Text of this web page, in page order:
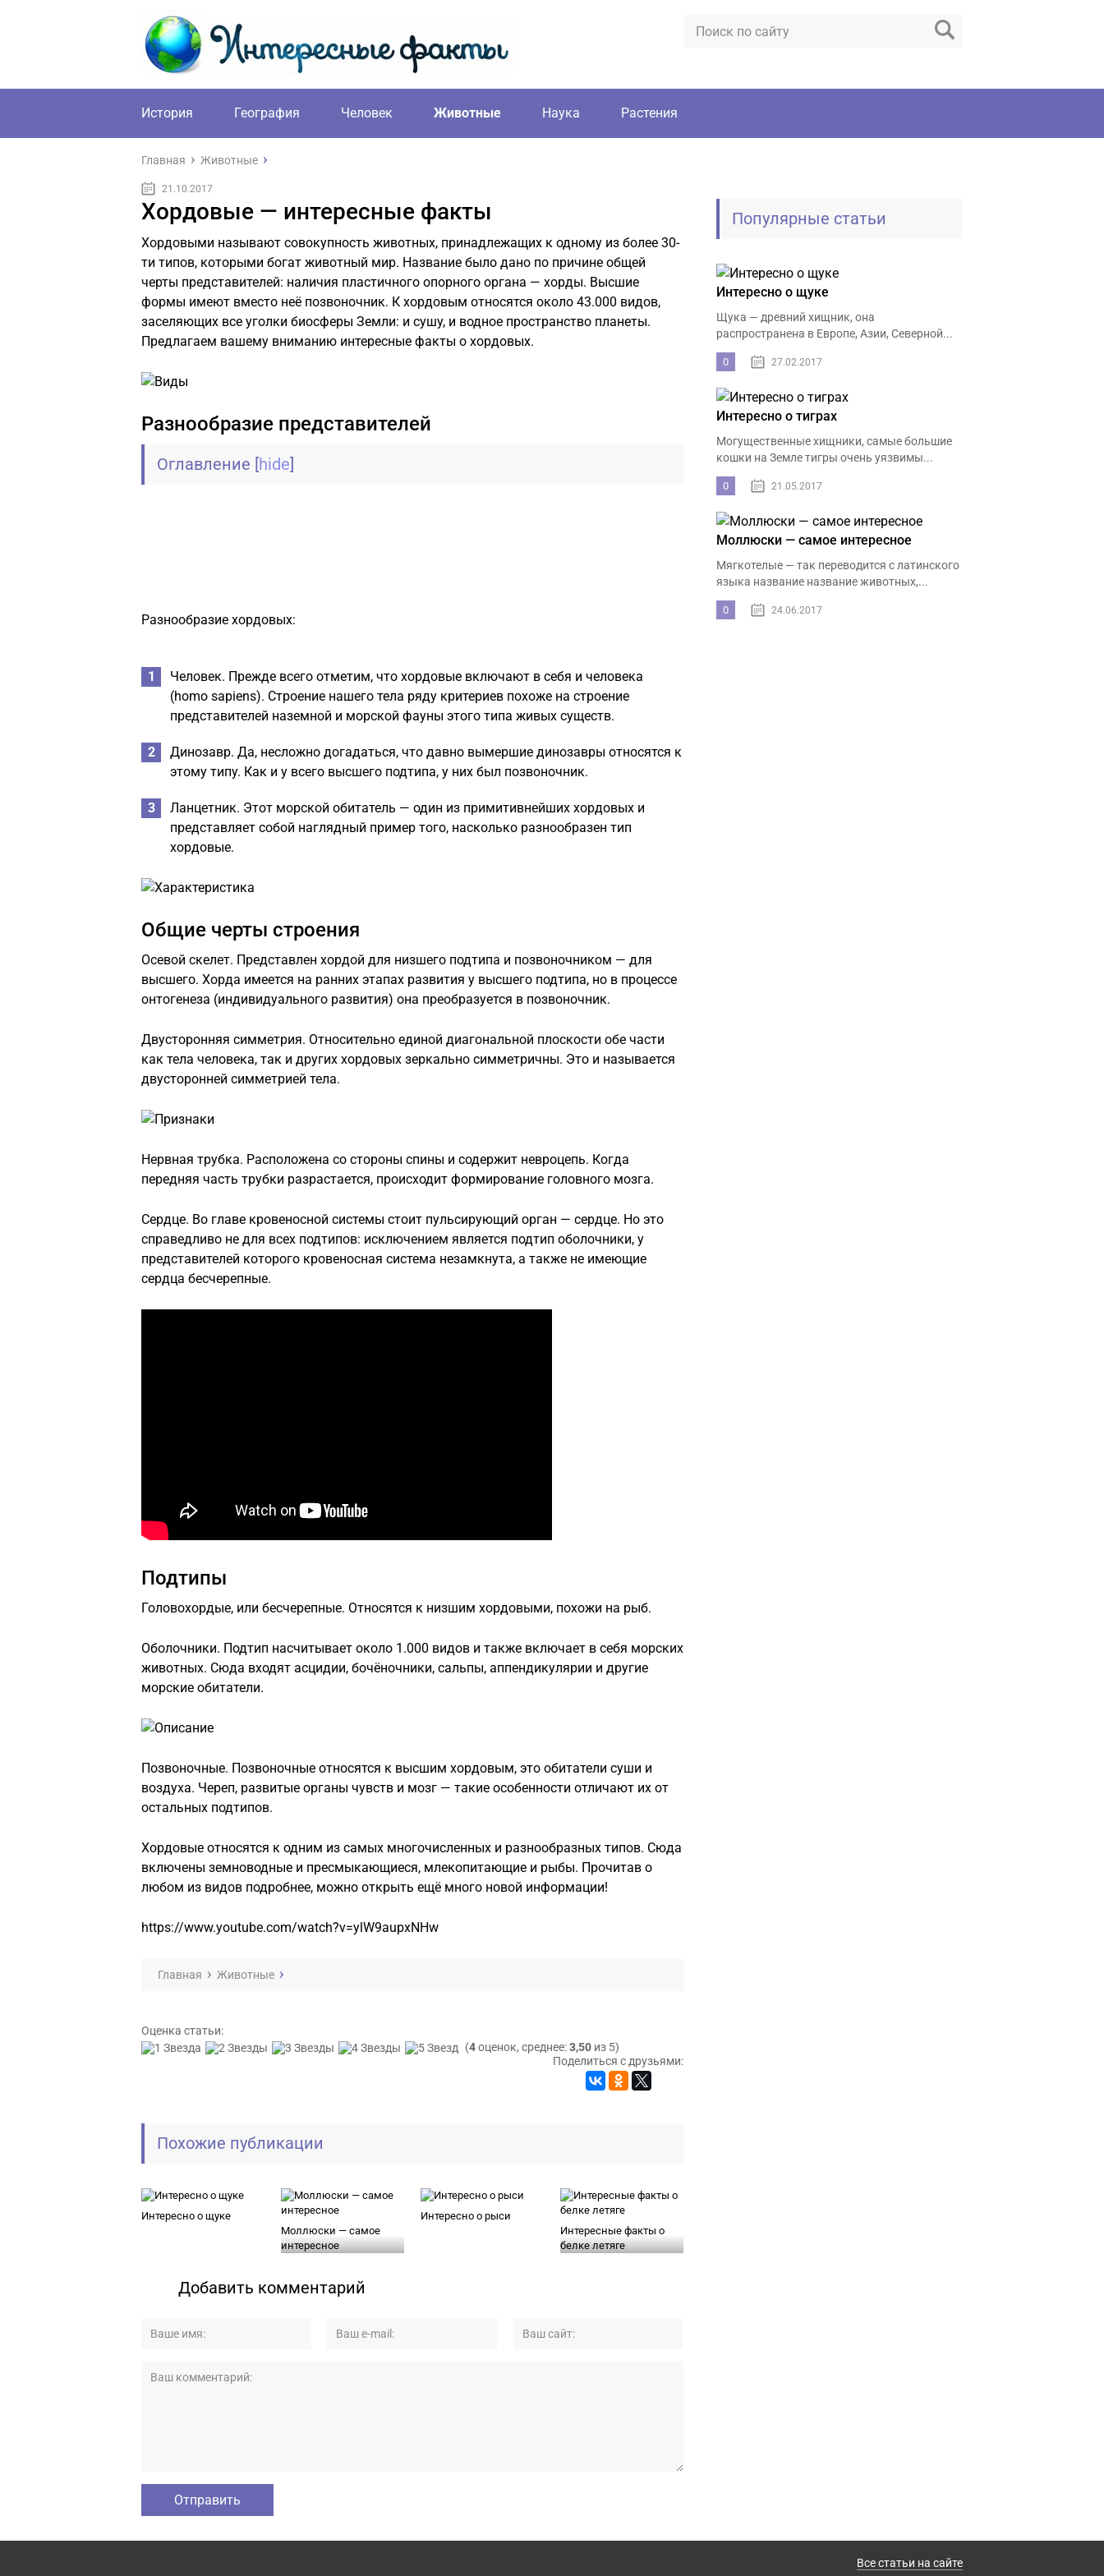
История География Человек Животные Наука Растения
Главная Животные
21.10.2017
Хордовые — интересные факты
Хордовыми называют совокупность животных, принадлежащих к одному из более 30-
ти типов, которыми богат животный мир. Название было дано по причине общей
черты представителей: наличия пластичного опорного органа — хорды. Высшие
формы имеют вместо неё позвоночник. К хордовым относятся около 43.000 видов,
заселяющих все уголки биосферы Земли: и сушу, и водное пространство планеты.
Предлагаем вашему вниманию интересные факты о хордовых.
Разнообразие представителей
Оглавление [hide]
Разнообразие хордовых:
Человек. Прежде всего отметим, что хордовые включают в себя и человека
(homo sapiens). Строение нашего тела ряду критериев похоже на строение
представителей наземной и морской фауны этого типа живых существ.
Динозавр. Да, несложно догадаться, что давно вымершие динозавры относятся к
этому типу. Как и у всего высшего подтипа, у них был позвоночник.
Ланцетник. Этот морской обитатель — один из примитивнейших хордовых и
представляет собой наглядный пример того, насколько разнообразен тип
хордовые.
Общие черты строения
Осевой скелет. Представлен хордой для низшего подтипа и позвоночником — для
высшего. Хорда имеется на ранних этапах развития у высшего подтипа, но в процессе
онтогенеза (индивидуального развития) она преобразуется в позвоночник.
Двусторонняя симметрия. Относительно единой диагональной плоскости обе части
как тела человека, так и других хордовых зеркально симметричны. Это и называется
двусторонней симметрией тела.
Нервная трубка. Расположена со стороны спины и содержит невроцепь. Когда
передняя часть трубки разрастается, происходит формирование головного мозга.
Сердце. Во главе кровеносной системы стоит пульсирующий орган — сердце. Но это
справедливо не для всех подтипов: исключением является подтип оболочники, у
представителей которого кровеносная система незамкнута, а также не имеющие
сердца бесчерепные.
Подтипы
Головохордые, или бесчерепные. Относятся к низшим хордовыми, похожи на рыб.
Оболочники. Подтип насчитывает около 1.000 видов и также включает в себя морских
животных. Сюда входят асцидии, бочёночники, сальпы, аппендикулярии и другие
морские обитатели.
Позвоночные. Позвоночные относятся к высшим хордовым, это обитатели суши и
воздуха. Череп, развитые органы чувств и мозг — такие особенности отличают их от
остальных подтипов.
Хордовые относятся к одним из самых многочисленных и разнообразных типов. Сюда
включены земноводные и пресмыкающиеся, млекопитающие и рыбы. Прочитав о
любом из видов подробнее, можно открыть ещё много новой информации!
https://www.youtube.com/watch?v=ylW9aupxNHw
Главная Животные
Оценка статьи:
(4оценок, среднее:3,50 из 5)
Поделиться с друзьями:
Похожие публикации
Интересно о щуке
Моллюски — самое
интересное
Интересно о рыси
Интересные факты о
белке летяге
Добавить комментарий
Популярные статьи
Интересно о щуке
Щука — древний хищник, она
распространена в Европе, Азии, Северной...
0 27.02.2017
Интересно о тиграх
Могущественные хищники, самые большие
кошки на Земле тигры очень уязвимы...
0 21.05.2017
Моллюски — самое интересное
Мягкотелые — так переводится с латинского
языка название название животных,...
0 24.06.2017
Все статьи на сайте